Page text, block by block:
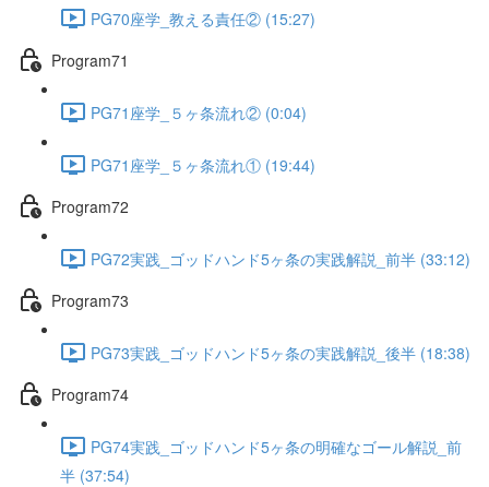
PG70座学_教える責任② (15:27)
Program71
PG71座学_５ヶ条流れ② (0:04)
PG71座学_５ヶ条流れ① (19:44)
Program72
PG72実践_ゴッドハンド5ヶ条の実践解説_前半 (33:12)
Program73
PG73実践_ゴッドハンド5ヶ条の実践解説_後半 (18:38)
Program74
PG74実践_ゴッドハンド5ヶ条の明確なゴール解説_前
半 (37:54)